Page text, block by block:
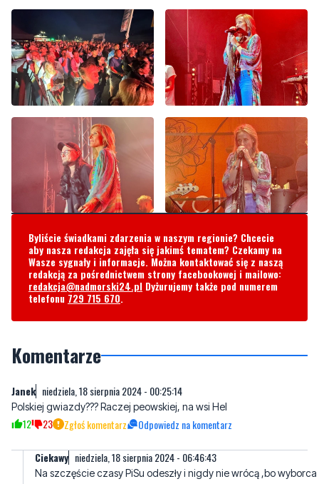
Byliście świadkami zdarzenia w naszym regionie? Chcecie
aby nasza redakcja zajęła się jakimś tematem? Czekamy na
Wasze sygnały i informacje. Można kontaktować się z naszą
redakcja@nadmorski24.plDyżurujemy także pod numerem
telefonu729 715 670.
Komentarze
Polskiej gwiazdy??? Raczej peowskiej, na wsi Hel
Ciekawy niedziela, 18 sierpnia 2024 - 06:46:43
Na szczęście czasy PiSu odeszły i nigdy nie wrócą ,bo wyborca
jest pozytywna informacja
27 38 Zgłoś komentarz Odpowiedz na komentarz